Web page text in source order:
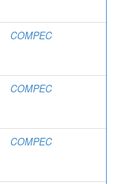
COMPEC
COMPEC
COMPEC